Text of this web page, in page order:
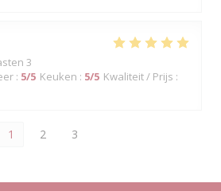
3
: 5/5 Keuken : 5/5 Kwaliteit / Prijs :
1 2 3